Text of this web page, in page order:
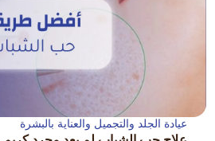
عيادة الجلد والتجميل والعناية بالبشرة